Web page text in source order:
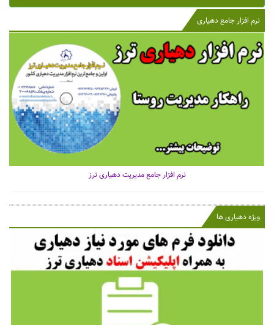
نرم افزار جامع دهیاری
نرم افزار جامع مدیریت دهیاری ترز
ویژه دهیاری ها